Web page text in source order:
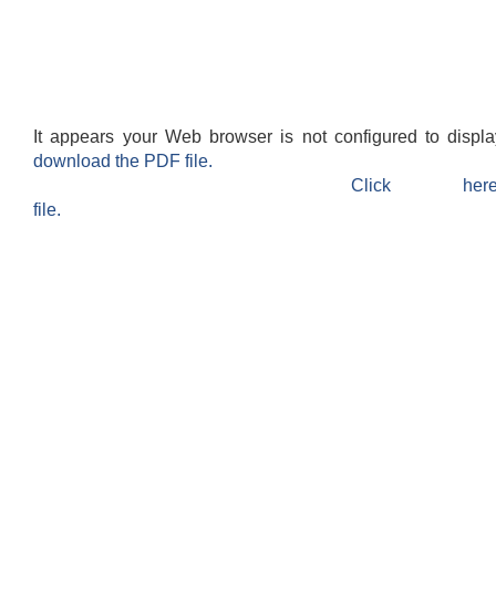
It appears your Web browser is not configured to
download the PDF file.
Click
file.